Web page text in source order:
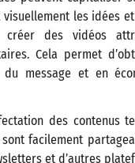
les idées
des vidéos
Cela permet
message et en
des contenus
facilement
et d’autres